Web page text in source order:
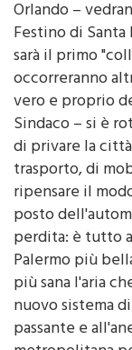
Orlando –
Festino di
sarà il primo
occorreranno
vero e proprio
Sindaco – si è
di privare la
trasporto, di
ripensare il
posto
perdita: è tutto
Palermo più
più sana l'aria
nuovo sistema
passante e